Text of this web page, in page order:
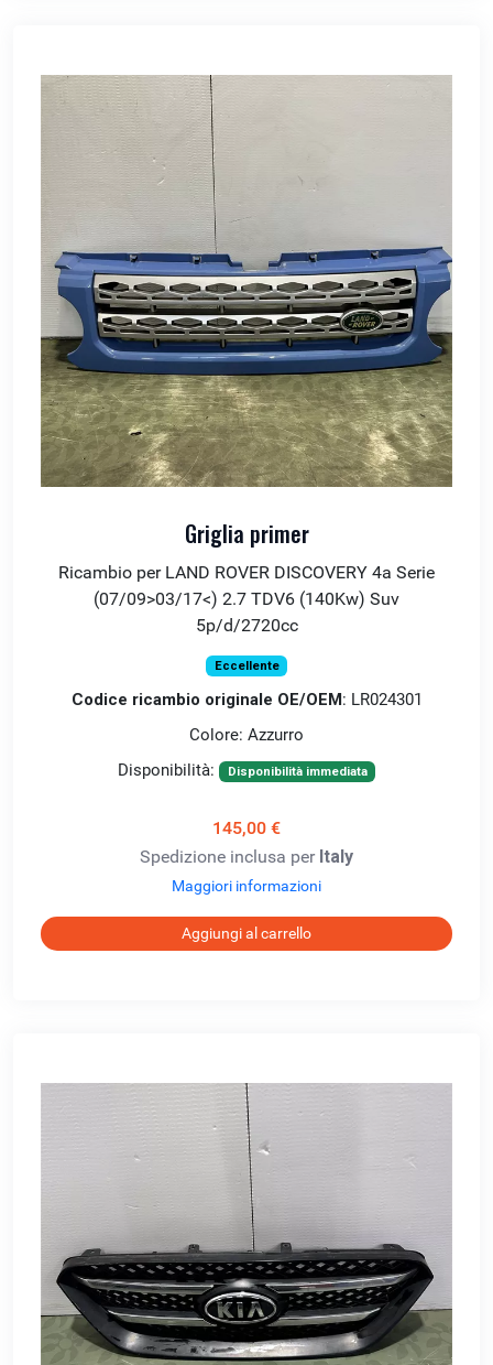
Griglia primer
Ricambio per LAND ROVER DISCOVERY 4a Serie
(07/09>03/17<) 2.7 TDV6 (140Kw) Suv
5p/d/2720cc
Eccellente
Codice ricambio originale OE/OEM: LR024301
Colore: Azzurro
Disponibilità:
Disponibilità immediata
145,00 €
Spedizione inclusa per Italy
Maggiori informazioni
Aggiungi al carrello